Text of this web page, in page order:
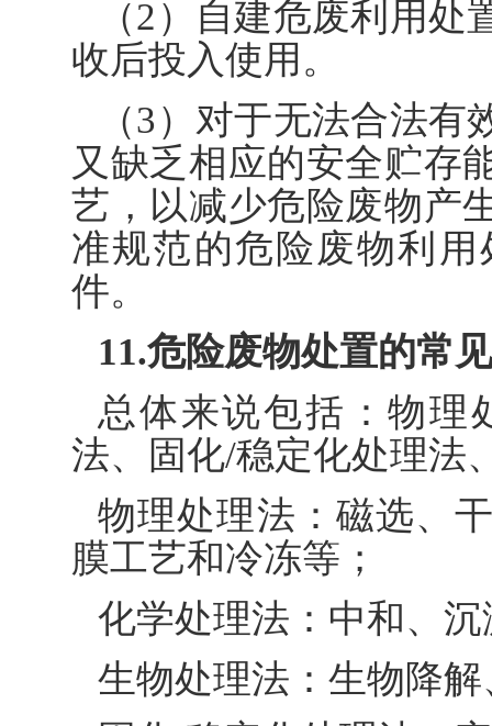
（2）自建危废利用
收后投入使用。
（3）对于无法合法
又缺乏相应的安全贮存
艺，以减少危险废物产
准规范的危险废物利
件。
11.危险废物处置的常
总体来说包括：物理
法、固化/稳定化处理法
物理处理法：磁选、
膜工艺和冷冻等；
化学处理法：中和、
生物处理法：生物降